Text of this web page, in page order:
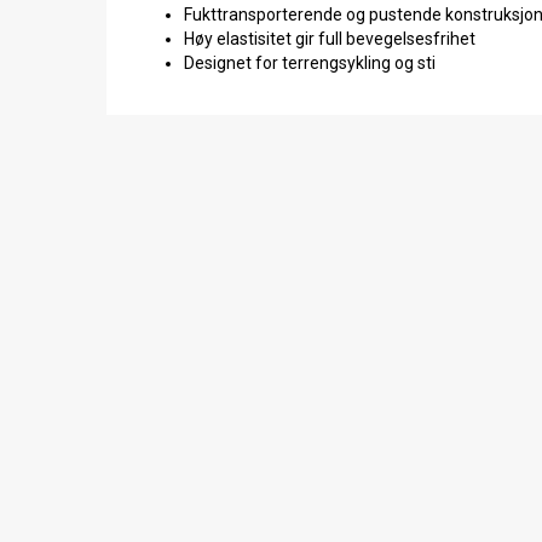
Fukttransporterende og pustende konstruksjon
Høy elastisitet gir full bevegelsesfrihet
Designet for terrengsykling og sti